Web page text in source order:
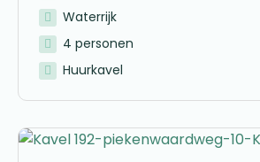
Waterrijk
4 personen
Huurkavel